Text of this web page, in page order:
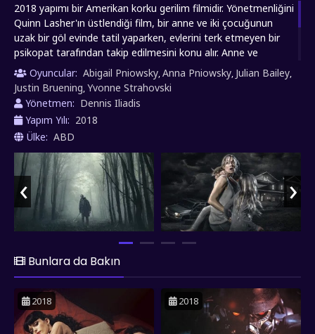
2018 yapımı bir Amerikan korku gerilim filmidir. Yönetmenliğini
Quinn Lasher'ın üstlendiği film, bir anne ve iki çocuğunun
uzak bir göl evinde tatil yaparken, evlerini terk etmeyen bir
psikopat tarafından takip edilmesini konu alır. Anne ve
çocuklar, hayatta kalmak için acil durum planları yapmak
zorunda kalırken, korkunç gerçeklerle yüzleşmek zorunda
kalırlar. Film, klasik korku unsurlarını kullanarak gerilim dolu
anlar sunarken, aynı zamanda izleyiciyi psikolojik bir gerilim
yolculuğuna çıkarır.
Oyuncular: Abigail Pniowsky,Anna Pniowsky, Julian Bailey,
Justin Bruening,Yvonne Strahovski
Yönetmen: Dennis Iliadis
Yapım Yılı: 2018
Ülke: ABD
‹ ›
Bunlara da Bakın
2018 2018